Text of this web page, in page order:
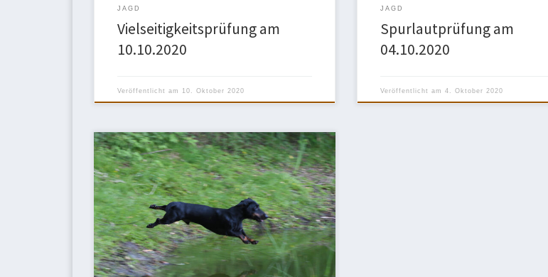
JAGD
Vielseitigkeitsprüfung am
10.10.2020
Veröffentlicht am 10. Oktober 2020
JAGD
Spurlautprüfung am
04.10.2020
Veröffentlicht am 4. Oktober 2020
Corona-bedingt kam unser Vereinsleben förmlich
zum Erliegen. Umso mehr freute es uns, mit dieser
Prüfung wieder, mit entsprechenden
Hygienevorgaben, die Vereinsarbeit aufnehmen zu
können. So erschienen bei wechselhaftem Wetter
acht Teckelbesitzer mit ihren gutgelaunten
Vierbeinern in Waltrop. Aufgeregtes Hundebellen
zeigte an, dass mal wieder etwas nicht Alltägliches
für unsere Dackel […]